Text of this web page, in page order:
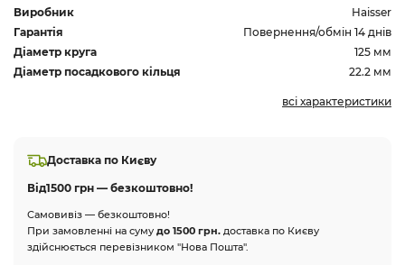
Виробник
Haisser
Гарантія
Повернення/обмін 14 днів
Діаметр круга
125 мм
Діаметр посадкового кільця
22.2 мм
всі характеристики
Доставка по Києву
Від1500 грн — безкоштовно!
Самовивіз — безкоштовно!
При замовленні на суму до 1500 грн. доставка по Києву
здійснюється перевізником "Нова Пошта".